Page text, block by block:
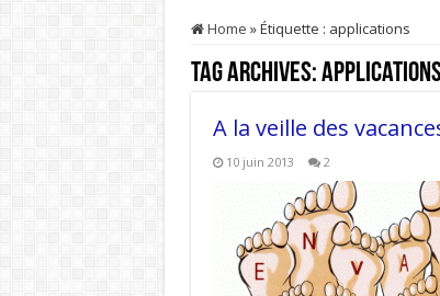
Home »Étiquette : applications
Tag Archives:applications
A la veille des
10 juin 2013 2